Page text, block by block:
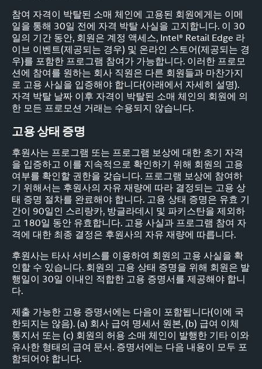
참여 자격이 박탈된 소매 체인에 고용된 회원에게는 이메
일을 통해 30일 전에 자격 박탈 사실을 고지합니다. 이 30
일의 기간 동안, 회원은 계정 액세스, Intel® Retail Edge 라
이브 이벤트(제공되는 경우) 및 온라인 스토어(제공되는 경
우)를 포함한 프로그램 참여가 가능합니다. 이러한 프로모
션에 참여를 원하는 회사 직원은 다른 회원들과 마찬가지
로 고용 사실을 입증해야 합니다(아래에서 자세히 설명).
자격 박탈 날짜 이후 자격이 박탈된 소매 체인의 회원에 의
한 모든 프로모션 거래는 수용되지 않습니다.
고용 상태 증명
후원사는 프로그램 또는 프로그램 보상에 대한 초기 자격
을 입증하고 이를 지속적으로 확인하기 위해 회원의 고용
여부를 확인할 권한을 갖습니다. 프로그램 보상에 참여하
기 위해서는 후원사의 자유 재량에 따라 결정되는 고용 상
태 증명 절차를 완료해야 합니다. 고용 상태 증명은 유효 기
간이 90일인 스리랑카, 방글라데시 및 파키스탄을 제외하
고 180일 동안 유효합니다. 고용 사실과 프로그램 참여 자
격에 대한 최종 결정은 후원사의 자유 재량에 따릅니다.
후원사는 타사 서비스를 이용하여 회원의 고용 사실을 확
인할 수 있습니다. 회원의 고용 상태 증명을 위해 회원은 발
행일이 30일 이내인 적합한 고용 증명서를 제공해야 합니
다.
제출 가능한 고용 증명서에는 다음이 포함됩니다(이에 국
한되지는 않음). (a) 회사 급여 명세서 원본, (b) 급여 이체
통지서 또는 (c) 회원의 허용 소매 체인이 발행한 기타 이와
유사한 형태의 급여 문서. 증명서에는 다음 내용이 모두 포
함되어야 합니다.